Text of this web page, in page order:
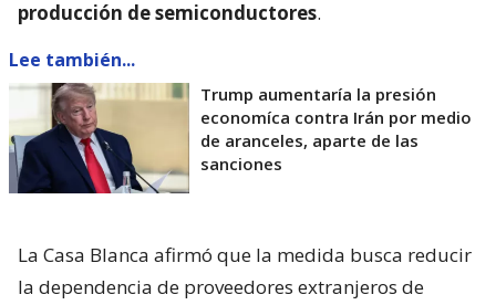
producción de semiconductores.
Lee también...
Trump aumentaría la presión
economíca contra Irán por medio
de aranceles, aparte de las
sanciones
La Casa Blanca afirmó que la medida busca reducir
la dependencia de proveedores extranjeros de